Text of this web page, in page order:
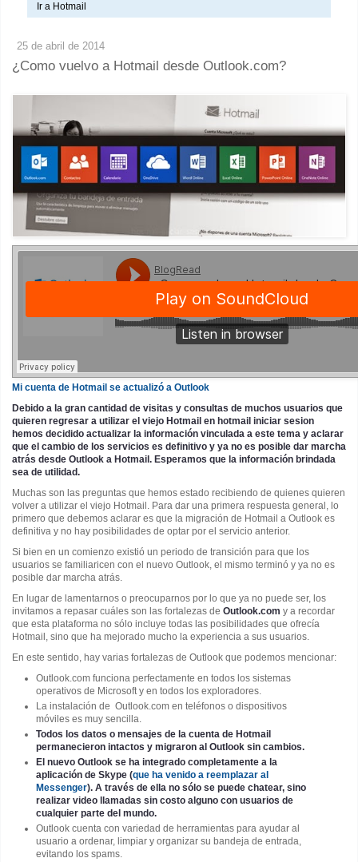
Ir a Hotmail
25 de abril de 2014
¿Como vuelvo a Hotmail desde Outlook.com?
Mi cuenta de Hotmail se actualizó a Outlook
Debido a la gran cantidad de visitas y consultas de muchos usuarios que
quieren regresar a utilizar el viejo Hotmail en hotmail iniciar sesion
hemos decidido actualizar la información vinculada a este tema y aclarar
que el cambio de los servicios es definitivo y ya no es posible dar marcha
atrás desde Outlook a Hotmail. Esperamos que la información brindada
sea de utilidad.
Muchas son las preguntas que hemos estado recibiendo de quienes quieren
volver a utilizar el viejo Hotmail. Para dar una primera respuesta general, lo
primero que debemos aclarar es que la migración de Hotmail a Outlook es
definitiva y no hay posibilidades de optar por el servicio anterior.
Si bien en un comienzo existió un periodo de transición para que los
usuarios se familiaricen con el nuevo Outlook, el mismo terminó y ya no es
posible dar marcha atrás.
En lugar de lamentarnos o preocuparnos por lo que ya no puede ser, los
invitamos a repasar cuáles son las fortalezas de Outlook.com y a recordar
que esta plataforma no sólo incluye todas las posibilidades que ofrecía
Hotmail, sino que ha mejorado mucho la experiencia a sus usuarios.
En este sentido, hay varias fortalezas de Outlook que podemos mencionar:
Outlook.com funciona perfectamente en todos los sistemas
operativos de Microsoft y en todos los exploradores.
La instalación de Outlook.com en teléfonos o dispositivos
móviles es muy sencilla.
Todos los datos o mensajes de la cuenta de Hotmail
permanecieron intactos y migraron al Outlook sin cambios.
El nuevo Outlook se ha integrado completamente a la
aplicación de Skype (que ha venido a reemplazar al
Messenger). A través de ella no sólo se puede chatear, sino
realizar video llamadas sin costo alguno con usuarios de
cualquier parte del mundo.
Outlook cuenta con variedad de herramientas para ayudar al
usuario a ordenar, limpiar y organizar su bandeja de entrada,
evitando los spams.